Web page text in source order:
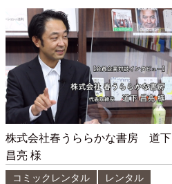
株式会社春うららかな書房 道下
昌亮 様
コミックレンタル
レンタル